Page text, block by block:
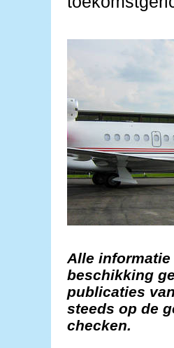
Alle
beschikking
publicaties
steeds op de
checken.